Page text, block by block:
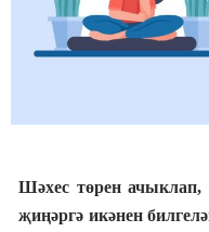
Шәхес төрен ачыклап,
җиңәргә икәнен